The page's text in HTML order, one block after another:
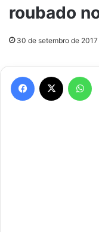
roubado
30 de setembro de 2017